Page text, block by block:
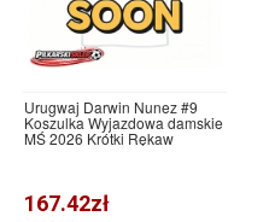
Urugwaj Darwin Nunez #9
Koszulka Wyjazdowa damskie
MŚ 2026 Krótki Rękaw
167.42zł